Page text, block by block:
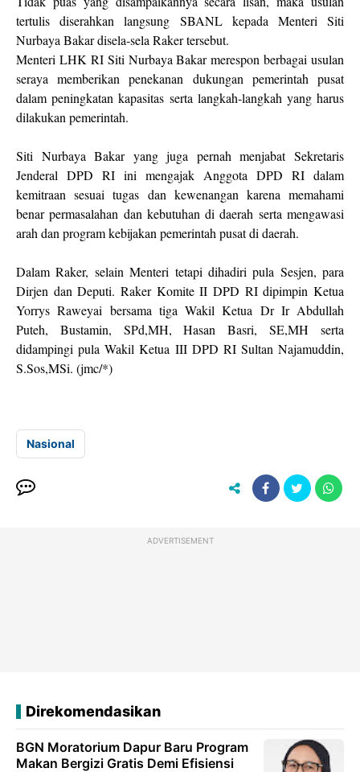
tertulis diserahkan langsung SBANL kepada Menteri Siti
Nurbaya Bakar disela-sela Raker tersebut.
Menteri LHK RI Siti Nurbaya Bakar merespon berbagai usulan
seraya memberikan penekanan dukungan pemerintah pusat
dalam peningkatan kapasitas serta langkah-langkah yang harus
dilakukan pemerintah.
Siti Nurbaya Bakar yang juga pernah menjabat Sekretaris
Jenderal DPD RI ini mengajak Anggota DPD RI dalam
kemitraan sesuai tugas dan kewenangan karena memahami
benar permasalahan dan kebutuhan di daerah serta mengawasi
arah dan program kebijakan pemerintah pusat di daerah.
Dalam Raker, selain Menteri tetapi dihadiri pula Sesjen, para
Dirjen dan Deputi. Raker Komite II DPD RI dipimpin Ketua
Yorrys Raweyai bersama tiga Wakil Ketua Dr Ir Abdullah
Puteh, Bustamin, SPd,MH, Hasan Basri, SE,MH serta
didampingi pula Wakil Ketua III DPD RI Sultan Najamuddin,
S.Sos,MSi. (jmc/*)
Nasional
ADVERTISEMENT
Direkomendasikan
BGN Moratorium Dapur Baru Program
Makan Bergizi Gratis Demi Efisiensi